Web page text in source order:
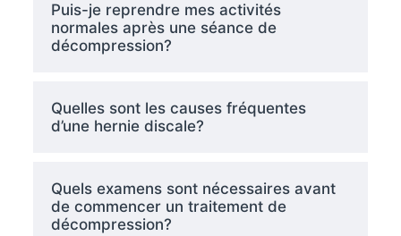
Puis-je reprendre mes activités
normales après une séance de
décompression?
Quelles sont les causes fréquentes
d’une hernie discale?
Quels examens sont nécessaires avant
de commencer un traitement de
décompression?